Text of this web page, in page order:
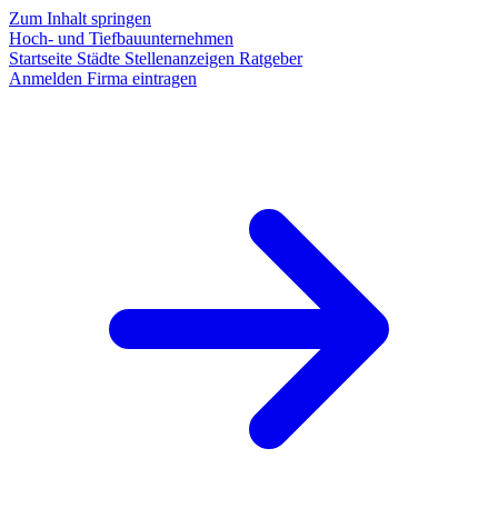
Zum Inhalt springen
Hoch- und Tiefbauunternehmen
Startseite Städte Stellenanzeigen Ratgeber
Anmelden Firma eintragen